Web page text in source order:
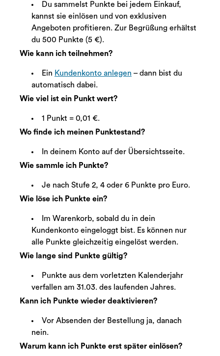
Du sammelst Punkte bei jedem Einkauf,
kannst sie einlösen und von exklusiven
Angeboten profitieren. Zur Begrüßung erhältst
du 500 Punkte (5 €).
Wie kann ich teilnehmen?
Ein Kundenkonto anlegen – dann bist du
automatisch dabei.
Wie viel ist ein Punkt wert?
1 Punkt = 0,01 €.
Wo finde ich meinen Punktestand?
In deinem Konto auf der Übersichtsseite.
Wie sammle ich Punkte?
Je nach Stufe 2, 4 oder 6 Punkte pro Euro.
Wie löse ich Punkte ein?
Im Warenkorb, sobald du in dein
Kundenkonto eingeloggt bist. Es können nur
alle Punkte gleichzeitig eingelöst werden.
Wie lange sind Punkte gültig?
Punkte aus dem vorletzten Kalenderjahr
verfallen am 31.03. des laufenden Jahres.
Kann ich Punkte wieder deaktivieren?
Vor Absenden der Bestellung ja, danach
nein.
Warum kann ich Punkte erst später einlösen?